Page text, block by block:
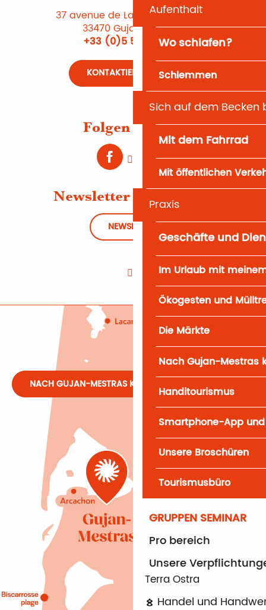
Aufenthalt
Wo schlafen?
Schlemmen
Sich auf dem Becken
Mit dem Fahrrad
Mit öffentlichen
Praxis
Geschäfte und
Im Urlaub mit
Ökogesten und
Die Märkte
Nach Gujan-Mestras
Handitourismus
Smartphone-App und
Unsere Broschüren
Tourismusbüro
GRUPPEN SEMINAR
Pro bereich
Unsere
Terra Ostra
Handel und
37 avenue de Lattre de Tassigny
33470 Gujan-Mestras
+33 (0)5 56 66 12 65
KONTAKTIEREN SIE UNS
Folgen Sie uns
Newsletter abonnieren
NEWSLETTER
NACH GUJAN-MESTRAS KOMMEN